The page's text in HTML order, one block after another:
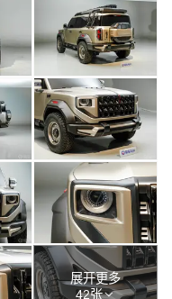
展开更多
42张